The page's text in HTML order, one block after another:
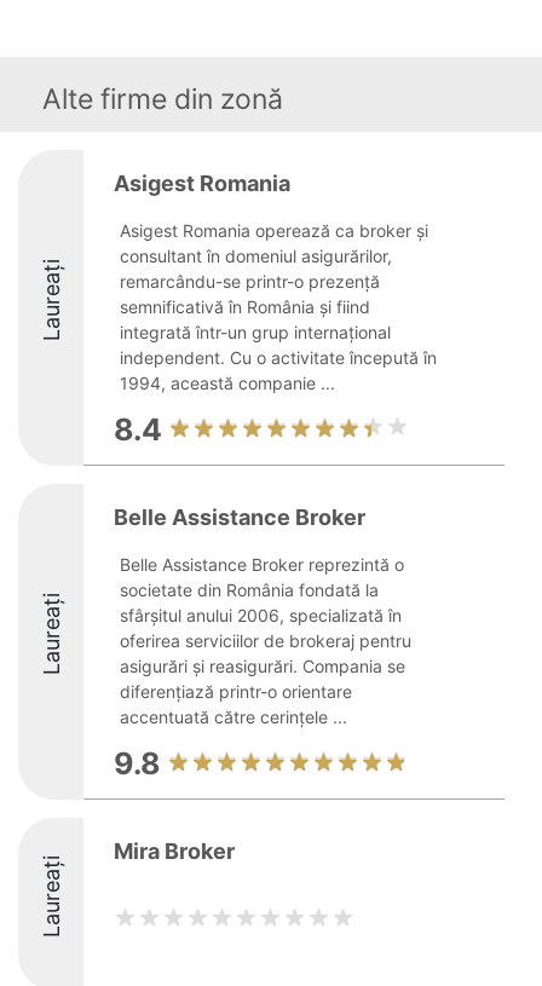
Alte firme din zonă
Laureați
Asigest Romania
Asigest Romania operează ca broker și
consultant în domeniul asigurărilor,
remarcându-se printr-o prezență
semnificativă în România și fiind
integrată într-un grup internațional
independent. Cu o activitate începută în
1994, această companie ...
8.4
Laureați
Belle Assistance Broker
Belle Assistance Broker reprezintă o
societate din România fondată la
sfârșitul anului 2006, specializată în
oferirea serviciilor de brokeraj pentru
asigurări și reasigurări. Compania se
diferențiază printr-o orientare
accentuată către cerințele ...
9.8
Laureați
Mira Broker